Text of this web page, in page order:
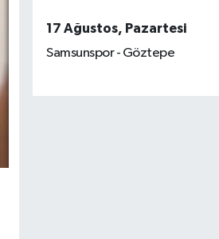
17 Ağustos, Pazartesi
Samsunspor - Göztepe